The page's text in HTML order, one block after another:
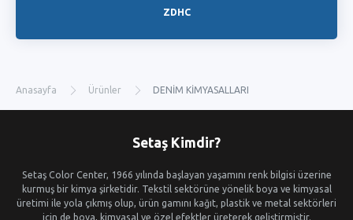
ZDHC
Anasayfa Ürünler DENİM KİMYASALLARI
Setaş Kimdir?
Setaş Color Center, 1966 yılında başlayan yaşamını renk bilgisi üzerine
kurmuş bir kimya şirketidir. Tekstil sektörüne yönelik boya ve kimyasal
üretimi ile yola çıkmış olup, ürün gamını kağıt, plastik ve metal sektörleri
için de boya, kimyasal ve özel efektler üreterek geliştirmiştir.